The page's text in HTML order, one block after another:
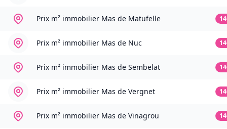
Prix m² immobilier Mas de Matufelle
Prix m² immobilier Mas de Nuc
Prix m² immobilier Mas de Sembelat
Prix m² immobilier Mas de Vergnet
Prix m² immobilier Mas de Vinagrou